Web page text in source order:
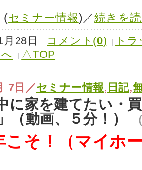
(セミナー情報)／続きを
28日 コメント(0)
ト
△TOP
7日／セミナー情報, 日記,
に家を建てたい・
（動画、５分！）
こそ！（マイホ